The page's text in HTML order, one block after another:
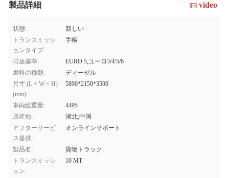
製品詳細 video
状態:
新しい
トランスミッシ
ョンタイプ:
手帳
排放基準:
EURO 5,ユーロ3/4/5/6
燃料の種類:
ディーゼル
尺寸 (L × W × H)
(mm):
5890*2150*3500
車両総重量:
4495
原産地:
湖北,中国
アフターサービ
ス提供:
オンラインサポート
製品名:
貨物トラック
トランスミッシ
ョン:
10 MT